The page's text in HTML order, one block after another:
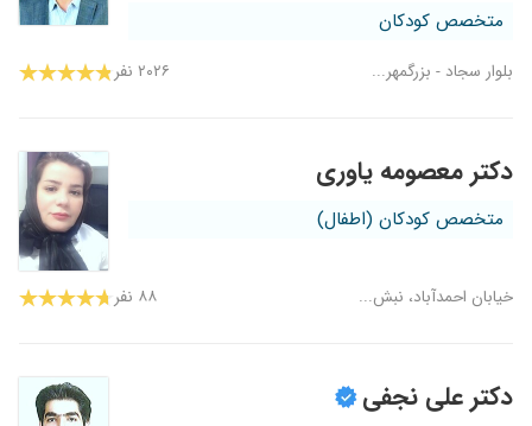
متخصص کودکان
بلوار سجاد - بزرگمهر... ۲۰۲۶ نفر
دکتر معصومه یاوری
متخصص کودکان (اطفال)
خیابان احمدآباد، نبش... ۸۸ نفر
دکتر علی نجفی